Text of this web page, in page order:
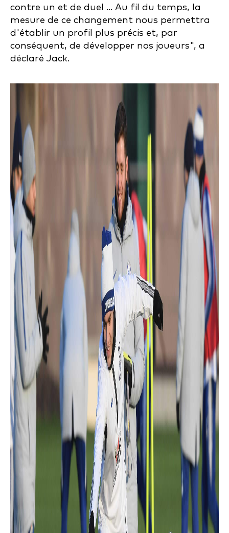
contre un et de duel ... Au fil du temps, la
mesure de ce changement nous permettra
d'établir un profil plus précis et, par
conséquent, de développer nos joueurs", a
déclaré Jack.